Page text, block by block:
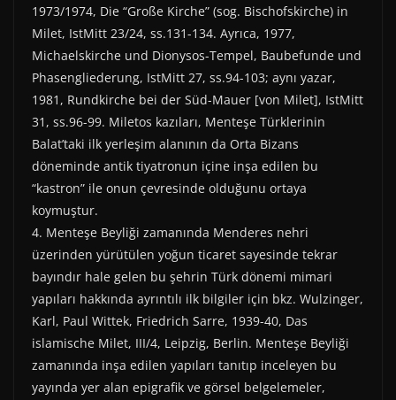
1973/1974, Die “Große Kirche” (sog. Bischofskirche) in
Milet, IstMitt 23/24, ss.131-134. Ayrıca, 1977,
Michaelskirche und Dionysos-Tempel, Baubefunde und
Phasengliederung, IstMitt 27, ss.94-103; aynı yazar,
1981, Rundkirche bei der Süd-Mauer [von Milet], IstMitt
31, ss.96-99. Miletos kazıları, Menteşe Türklerinin
Balat’taki ilk yerleşim alanının da Orta Bizans
döneminde antik tiyatronun içine inşa edilen bu
“kastron” ile onun çevresinde olduğunu ortaya
koymuştur.
4. Menteşe Beyliği zamanında Menderes nehri
üzerinden yürütülen yoğun ticaret sayesinde tekrar
bayındır hale gelen bu şehrin Türk dönemi mimari
yapıları hakkında ayrıntılı ilk bilgiler için bkz. Wulzinger,
Karl, Paul Wittek, Friedrich Sarre, 1939-40, Das
islamische Milet, III/4, Leipzig, Berlin. Menteşe Beyliği
zamanında inşa edilen yapıları tanıtıp inceleyen bu
yayında yer alan epigrafik ve görsel belgelemeler,